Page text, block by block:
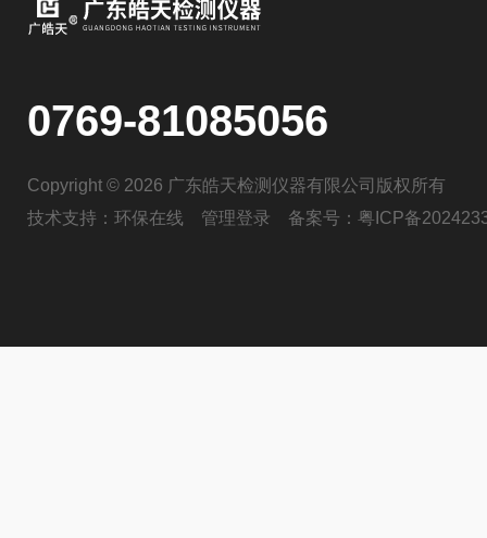
0769-81085056
Copyright © 2026 广东皓天检测仪器有限公司版权所有
技术支持： 环保在线 管理登录 备案号： 粤ICP备